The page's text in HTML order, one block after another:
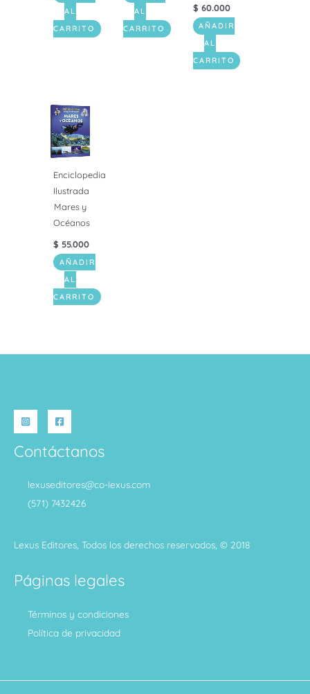
AL
CARRITO
AL
CARRITO
$ 60.000
AÑADIR
AL
CARRITO
Enciclopedia
Ilustrada
Mares y
Océanos
$ 55.000
AÑADIR
AL
CARRITO
Contáctanos
lexuseditores@co-lexus.com
(571) 7432426
Lexus Editores, Todos los derechos reservados, © 2018
Páginas legales
Términos y condiciones
Política de privacidad